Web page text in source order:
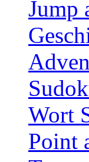
Jump
Wort
Point